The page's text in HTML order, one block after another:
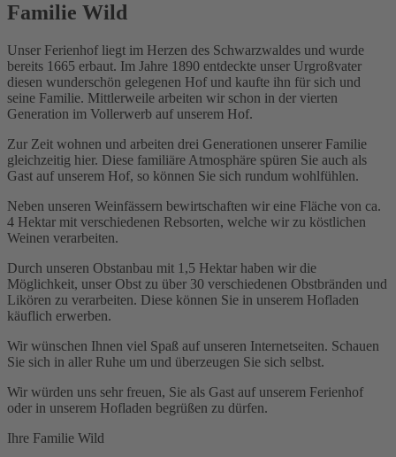
Familie Wild
Unser Ferienhof liegt im Herzen des Schwarzwaldes und wurde
bereits 1665 erbaut. Im Jahre 1890 entdeckte unser Urgroßvater
diesen wunderschön gelegenen Hof und kaufte ihn für sich und
seine Familie. Mittlerweile arbeiten wir schon in der vierten
Generation im Vollerwerb auf unserem Hof.
Zur Zeit wohnen und arbeiten drei Generationen unserer Familie
gleichzeitig hier. Diese familiäre Atmosphäre spüren Sie auch als
Gast auf unserem Hof, so können Sie sich rundum wohlfühlen.
Neben unseren Weinfässern bewirtschaften wir eine Fläche von ca.
4 Hektar mit verschiedenen Rebsorten, welche wir zu köstlichen
Weinen verarbeiten.
Durch unseren Obstanbau mit 1,5 Hektar haben wir die
Möglichkeit, unser Obst zu über 30 verschiedenen Obstbränden und
Likören zu verarbeiten. Diese können Sie in unserem Hofladen
käuflich erwerben.
Wir wünschen Ihnen viel Spaß auf unseren Internetseiten. Schauen
Sie sich in aller Ruhe um und überzeugen Sie sich selbst.
Wir würden uns sehr freuen, Sie als Gast auf unserem Ferienhof
oder in unserem Hofladen begrüßen zu dürfen.
Ihre Familie Wild